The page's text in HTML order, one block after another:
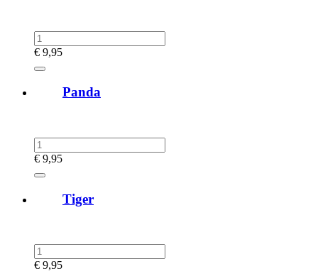
€ 9,95
Panda
€ 9,95
Tiger
€ 9,95